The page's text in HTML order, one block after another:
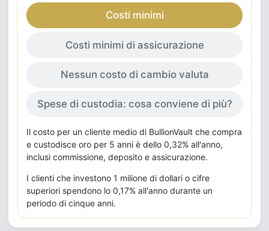
Costi minimi
Costi minimi di assicurazione
Nessun costo di cambio valuta
Spese di custodia: cosa conviene di più?
Il costo per un cliente medio di BullionVault che compra
e custodisce oro per 5 anni è dello 0,32% all'anno,
inclusi commissione, deposito e assicurazione.
I clienti che investono 1 milione di dollari o cifre
superiori spendono lo 0,17% all'anno durante un
periodo di cinque anni.